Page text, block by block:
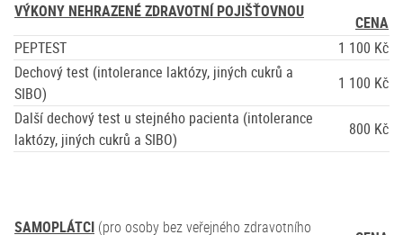
VÝKONY NEHRAZENÉ ZDRAVOTNÍ POJIŠŤOVNOU
CENA
PEPTEST
1 100 Kč
Dechový test (intolerance laktózy, jiných cukrů a
SIBO)
1 100 Kč
Další dechový test u stejného pacienta (intolerance
laktózy, jiných cukrů a SIBO)
800 Kč
SAMOPLÁTCI (pro osoby bez veřejného zdravotního